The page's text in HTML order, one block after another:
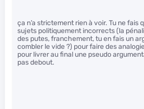
ça n’a strictement rien à voir. Tu ne fais
sujets politiquement incorrects (la
des putes, franchement, tu en fais un
combler le vide ?) pour faire des
pour livrer au final une pseudo
pas debout.